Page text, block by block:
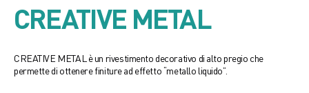
CREATIVE METAL
CREATIVE METAL è un rivestimento decorativo di alto pregio che
permette di ottenere finiture ad effetto “metallo liquido”.